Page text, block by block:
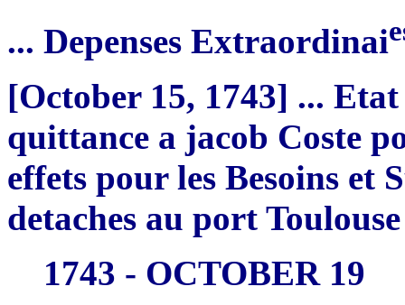
... Depenses Extraordinai
[October 15, 1743] ...
quittance a jacob Coste
effets pour les Besoins et
detaches au port
1743 - OCTOBER 19